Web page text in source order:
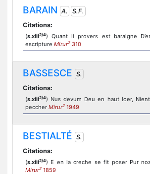
BARAIN A.
S.F.
Citations:
(s.xiii2/4) Quant li provers est baraigne
escripture Mirur2 310
BASSESCE S.
Citations:
(s.xiii2/4) Nus devum Deu en haut loer,
peccher Mirur2 1949
BESTIALTÉ S.
Citations:
(s.xiii2/4) E en la creche se fit poser Pur
Mirur2 1859